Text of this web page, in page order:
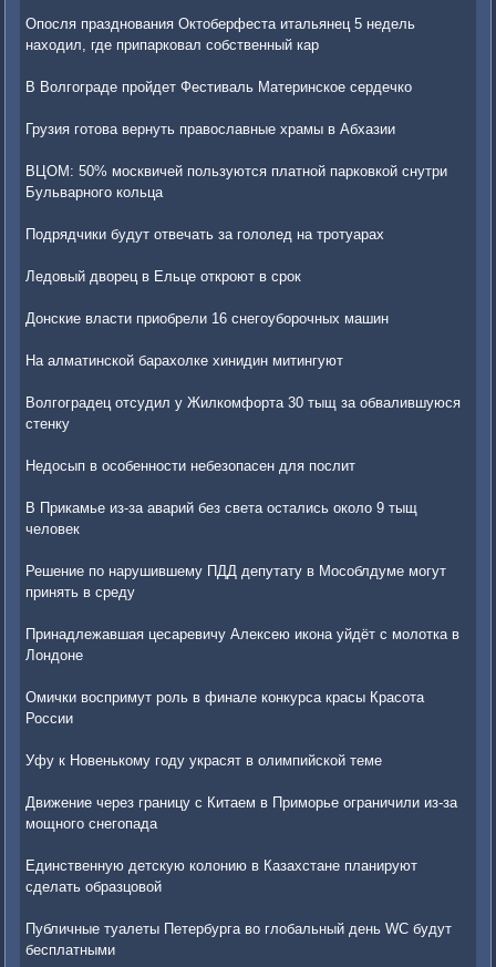
Опосля празднования Октоберфеста итальянец 5 недель
находил, где припарковал собственный кар
В Волгограде пройдет Фестиваль Материнское сердечко
Грузия готова вернуть православные храмы в Абхазии
ВЦОМ: 50% москвичей пользуются платной парковкой снутри
Бульварного кольца
Подрядчики будут отвечать за гололед на тротуарах
Ледовый дворец в Ельце откроют в срок
Донские власти приобрели 16 снегоуборочных машин
На алматинской барахолке хинидин митингуют
Волгоградец отсудил у Жилкомфорта 30 тыщ за обвалившуюся
стенку
Недосып в особенности небезопасен для послит
В Прикамье из-за аварий без света остались около 9 тыщ
человек
Решение по нарушившему ПДД депутату в Мособлдуме могут
принять в среду
Принадлежавшая цесаревичу Алексею икона уйдёт с молотка в
Лондоне
Омички воспримут роль в финале конкурса красы Красота
России
Уфу к Новенькому году украсят в олимпийской теме
Движение через границу с Китаем в Приморье ограничили из-за
мощного снегопада
Единственную детскую колонию в Казахстане планируют
сделать образцовой
Публичные туалеты Петербурга во глобальный день WC будут
бесплатными